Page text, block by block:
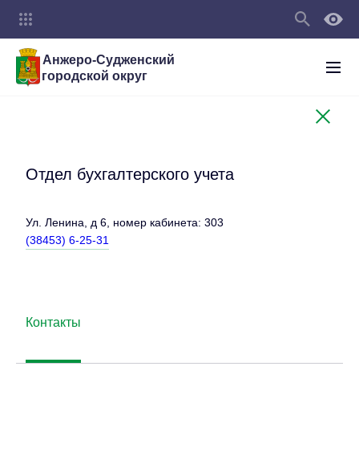
Анжеро-Судженский
городской округ
Отдел бухгалтерского учета
Ул. Ленина, д 6, номер кабинета: 303
(38453) 6-25-31
Контакты